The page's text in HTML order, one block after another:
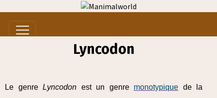
Lyncodon
Le genre Lyncodon est un genre monotypique de la